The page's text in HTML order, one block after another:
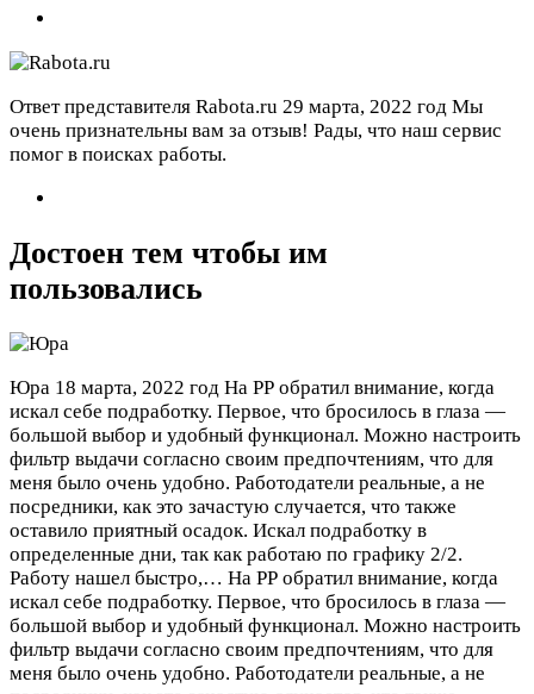
Ответ представителя Rabota.ru 29 марта, 2022 год Мы
очень признательны вам за отзыв! Рады, что наш сервис
помог в поисках работы.
Достоен тем чтобы им
пользовались
Юра 18 марта, 2022 год На РР обратил внимание, когда
искал себе подработку. Первое, что бросилось в глаза —
большой выбор и удобный функционал. Можно настроить
фильтр выдачи согласно своим предпочтениям, что для
меня было очень удобно. Работодатели реальные, а не
посредники, как это зачастую случается, что также
оставило приятный осадок. Искал подработку в
определенные дни, так как работаю по графику 2/2.
Работу нашел быстро,… На РР обратил внимание, когда
искал себе подработку. Первое, что бросилось в глаза —
большой выбор и удобный функционал. Можно настроить
фильтр выдачи согласно своим предпочтениям, что для
меня было очень удобно. Работодатели реальные, а не